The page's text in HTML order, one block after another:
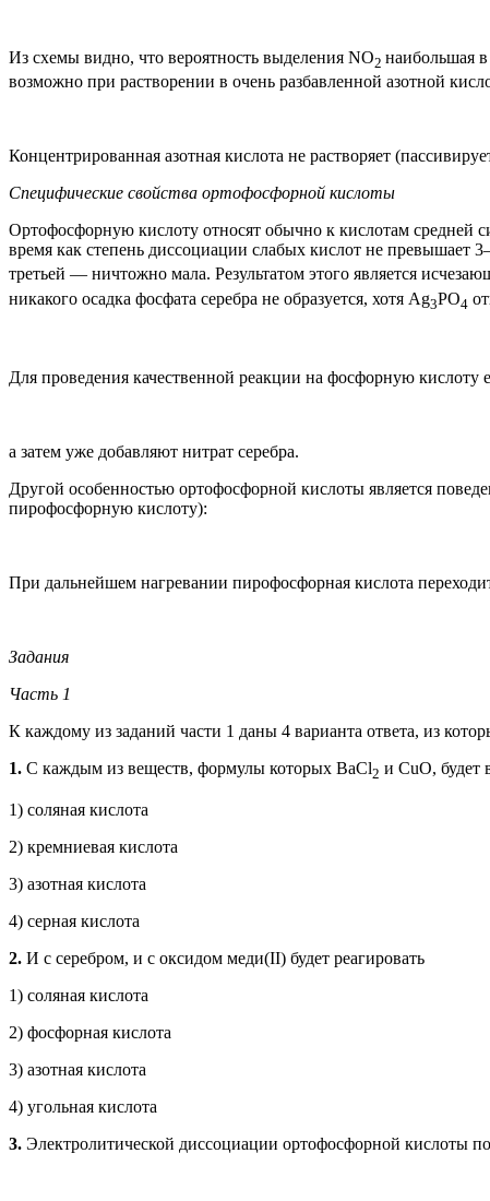
Из схемы видно, что вероятность выделения NO2 наибольшая
возможно при растворении в очень разбавленной азотной
Концентрированная азотная кислота не растворяет
Специфические свойства ортофосфорной кислоты
Ортофосфорную кислоту относят обычно к кислотам средней
время как степень диссоциации слабых кислот не
третьей — ничтожно мала. Результатом этого является
никакого осадка фосфата серебра не образуется, хотя Ag3PO4
Для проведения качественной реакции на фосфорную кислоту
а затем уже добавляют нитрат серебра.
Другой особенностью ортофосфорной кислоты является
пирофосфорную кислоту):
При дальнейшем нагревании пирофосфорная кислота
Задания
Часть 1
К каждому из заданий части 1 даны 4 варианта ответа, из
1. С каждым из веществ, формулы которых ВаСl2 и СuО, будет
1) соляная кислота
2) кремниевая кислота
3) азотная кислота
4) серная кислота
2. И с серебром, и с оксидом меди(II) будет реагировать
1) соляная кислота
2) фосфорная кислота
3) азотная кислота
4) угольная кислота
3. Электролитической диссоциации ортофосфорной кислоты